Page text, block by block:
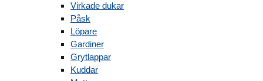
Virkade dukar
Påsk
Löpare
Gardiner
Grytlappar
Kuddar